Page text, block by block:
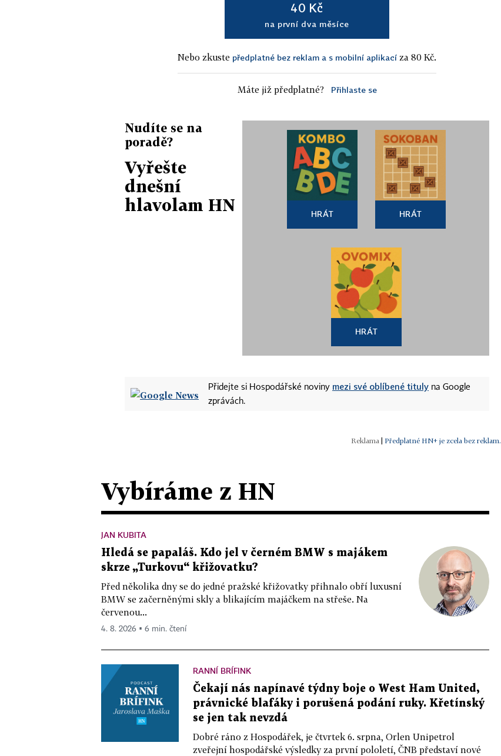
40 Kč
na první dva měsíce
Nebo zkuste předplatné bez reklam a s mobilní aplikací za 80 Kč.
Máte již předplatné? Přihlaste se
Nudíte se na
poradě?
Vyřešte
dnešní
hlavolam HN
HRÁT HRÁT
HRÁT
Přidejte si Hospodářské noviny mezi své oblíbené tituly na Google
zprávách.
Předplatné HN+ je zcela bez reklam.
Vybíráme z HN
JAN KUBITA
Hledá se papaláš. Kdo jel v černém BMW s majákem
skrze „Turkovu“ křižovatku?
Před několika dny se do jedné pražské křižovatky přihnalo obří luxusní
BMW se začerněnými skly a blikajícím majáčkem na střeše. Na
červenou...
4. 8. 2026 ▪ 6 min. čtení
RANNÍ BRÍFINK
Čekají nás napínavé týdny boje o West Ham United,
právnické blafáky i porušená podání ruky. Křetínský
se jen tak nevzdá
Dobré ráno z Hospodářek, je čtvrtek 6. srpna, Orlen Unipetrol
zveřejní hospodářské výsledky za první pololetí, ČNB představí nové